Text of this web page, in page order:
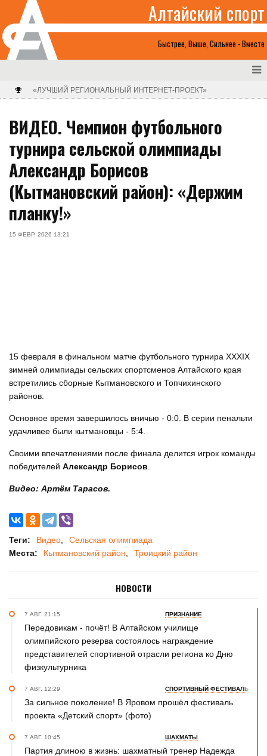
Быстрее, Выше, Сильнее - Вместе
Алтайский спорт
«ЛУЧШИЙ РЕГИОНАЛЬНЫЙ ИНТЕРНЕТ-ПРОЕКТ»
ВИДЕО. Чемпион футбольного
турнира сельской олимпиады
Александр Борисов
(Кытмановский район): «Держим
планку!»
15 ФЕВР. 2026 13:21
15 февраля в финальном матче футбольного турнира XXXIX
зимней олимпиады сельских спортсменов Алтайского края
встретились сборные Кытмановского и Топчихинского
районов.
Основное время завершилось вничью - 0:0. В серии пенальти
удачливее были кытмановцы - 5:4.
Своими впечатлениями после финала делится игрок команды
победителей Александр Борисов
Видео: Артём Тарасов.
Теги: Видео
Сельская олимпиада
Места:
Кытмановский район Троицкий район
НОВОСТИ
7 АВГ. 21:15 ПРИЗНАНИЕ
Передовикам - почёт! В Алтайском училище
олимпийского резерва состоялось награждение
представителей спортивной отрасли региона ко Дню
физкультурника
7 АВГ. 12:29 СПОРТИВНЫЙ ФЕСТИВАЛЬ
За сильное поколение! В Яровом прошёл фестиваль
проекта «Детский спорт» (фото)
7 АВГ. 10:45 ШАХМАТЫ
Партия длиною в жизнь: шахматный тренер Надежда